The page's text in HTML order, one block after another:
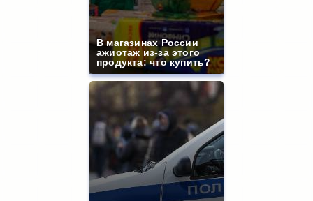
В магазинах России
ажиотаж из-за этого
продукта: что купить?